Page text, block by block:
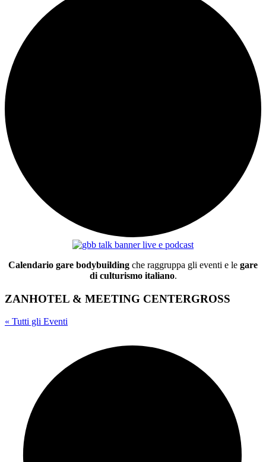
Calendario gare bodybuilding che raggruppa gli eventi e le gare
di culturismo italiano.
ZANHOTEL & MEETING CENTERGROSS
« Tutti gli Eventi